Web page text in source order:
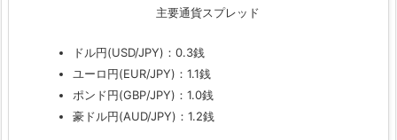
主要通貨スプレッド
ドル円(USD/JPY)：0.3銭
ユーロ円(EUR/JPY)：1.1銭
ポンド円(GBP/JPY)：1.0銭
豪ドル円(AUD/JPY)：1.2銭